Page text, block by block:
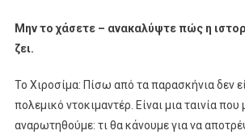
Μην το χάσετε – ανακαλύψτε πώς η
ζει.
Το Χιροσίμα: Πίσω από τα παρασκήνια δεν
πολεμικό ντοκιμαντέρ. Είναι μια ταινία
αναρωτηθούμε: τι θα κάνουμε για να